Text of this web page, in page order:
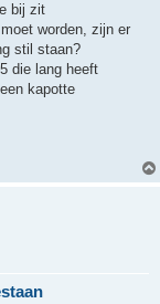
bij zit
worden, zijn er
stil staan?
die lang heeft
kapotte